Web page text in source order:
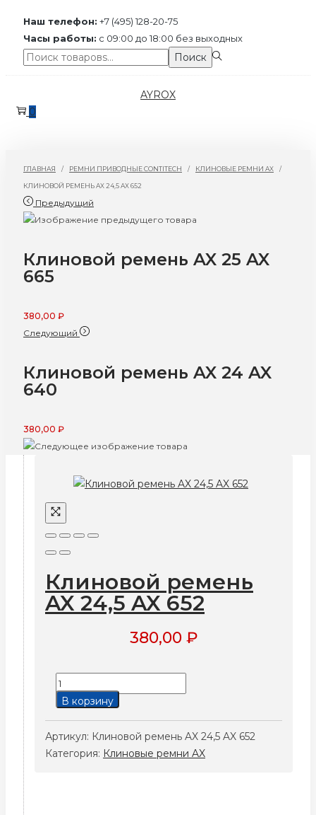
Наш телефон: +7 (495) 128-20-75
Часы работы: с 09:00 до 18:00 без выходных
Поиск:>
Поиск
к
к
AYROX
0
ГЛАВНАЯ / РЕМНИ ПРИВОДНЫЕ CONTITECH / КЛИНОВЫЕ РЕМНИ AX /
КЛИНОВОЙ РЕМЕНЬ AX 24,5 AX 652
Предыдущий
Клиновой ремень AX 25 AX
665
380,00 ₽
Следующий
Клиновой ремень AX 24 AX
640
380,00 ₽
Клиновой ремень
AX 24,5 AX 652
380,00 ₽
Количество
товара
ремень
AX
В корзину
Артикул: Клиновой ремень AX 24,5 AX 652
Категория: Клиновые ремни AX